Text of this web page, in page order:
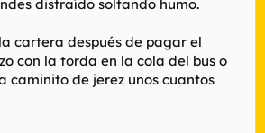
distraído soltando humo.
cartera después de pagar el
con la torda en la cola del bus o
caminito de jerez unos cuantos